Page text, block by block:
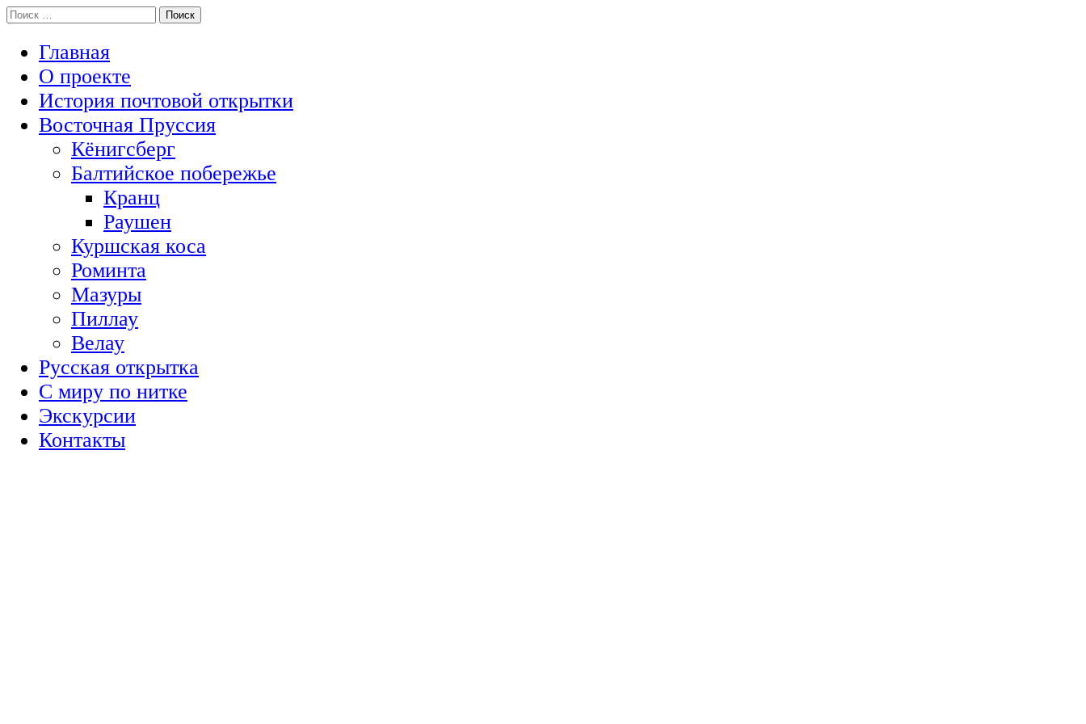
Перейти
к
История Восточной Пруссии в почтовых открытках и не только
Поиск:
Главная
О проекте
История почтовой открытки
Восточная Пруссия
Кёнигсберг
Балтийское побережье
Кранц
Раушен
Куршская коса
Роминта
Мазуры
Пиллау
Велау
Русская открытка
С миру по нитке
Экскурсии
Контакты